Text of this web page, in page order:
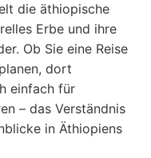
die äthiopische
Erbe und ihre
Ob Sie eine Reise
dort
einfach für
– das Verständnis
in Äthiopiens